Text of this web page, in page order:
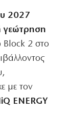
2027
γεώτρηση
Block 2 στο
με τον
ENERGY